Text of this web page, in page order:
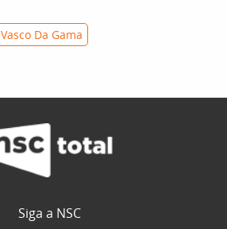
Vasco Da Gama
Siga a NSC